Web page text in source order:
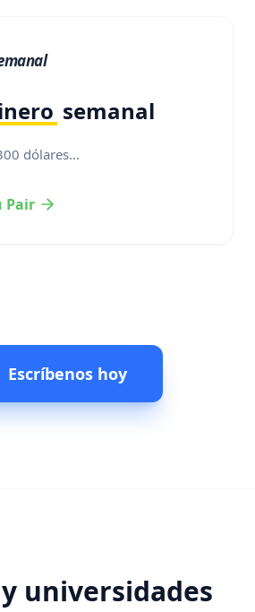
semanal
dólares...
Pair
Escríbenos hoy
universidades